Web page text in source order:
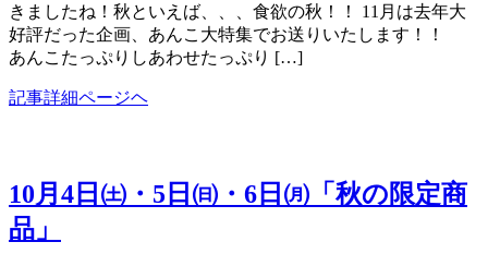
きましたね！秋といえば、、、食欲の秋！！ 11月は去年大
好評だった企画、あんこ大特集でお送りいたします！！
あんこたっぷりしあわせたっぷり […]
記事詳細ページヘ
10月4日㈯・5日㈰・6日㈪「秋の限定商
品」